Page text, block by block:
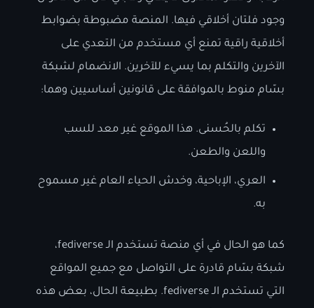
وجود فلتان أخلاقي فيها. المنصة مضبوطة بضوابط
أخلاقية راقية تمنع أي مستخدم من التعدي على
الآخرين والتكلم بما يسيء للآخرين. الانضمام لشبكة
بسّام منوط بالموافقة على قانونين أساسيين وهما:
تكلم بالحُسنى. هذا الموقع غير معد للسب
واللعن والطعن.
العري، الإباحية، وخدش الحياء العام غير مسموح
به.
كما هو الحال في أي منصة تستخدم الـ fediverse،
شبكة بسّام قادرة على التواصل مع جميع المواقع
التي تستخدم الـ fediverse. بطبيعة الحال، بعض هذه